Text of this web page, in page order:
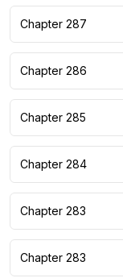
Chapter 287
Chapter 286
Chapter 285
Chapter 284
Chapter 283
Chapter 283